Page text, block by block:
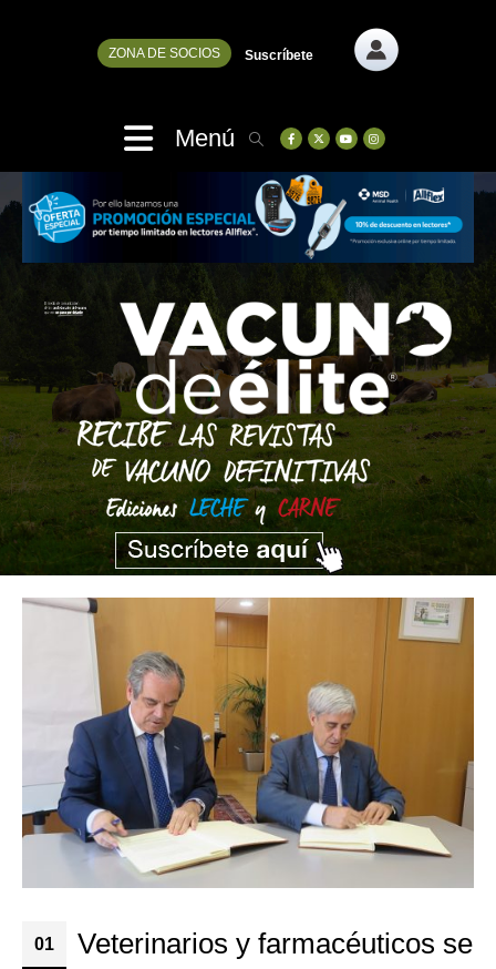
ZONA DE SOCIOS Suscríbete
Menú
01
Veterinarios y farmacéuticos se